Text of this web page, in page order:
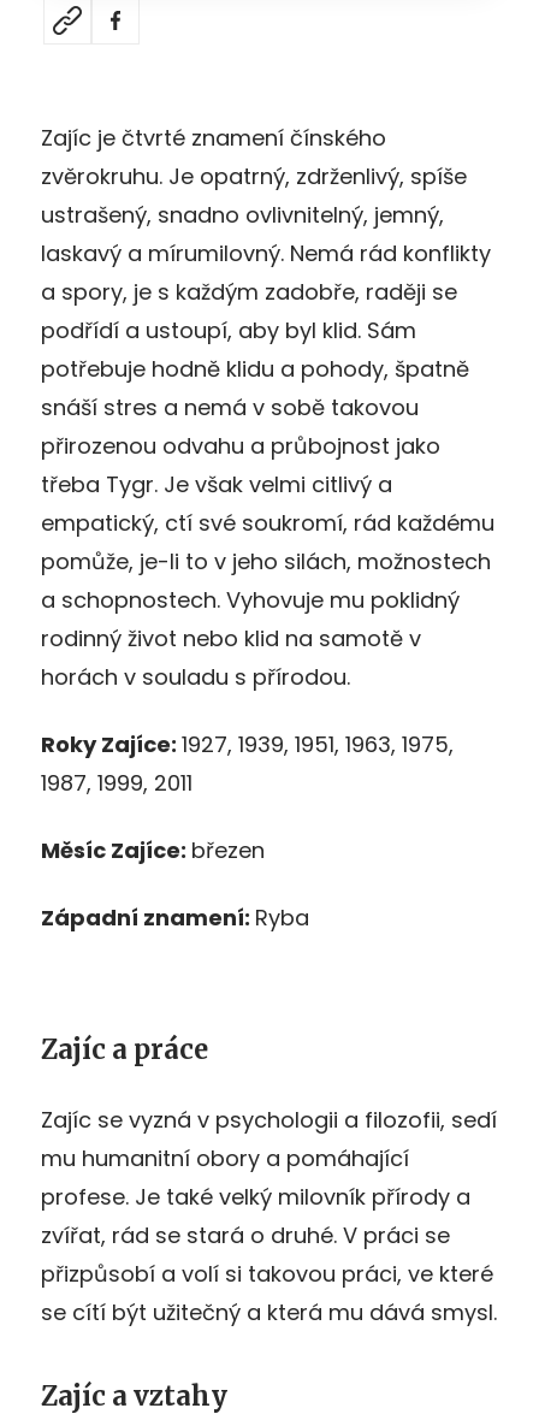
Zajíc je čtvrté znamení čínského
zvěrokruhu. Je opatrný, zdrženlivý, spíše
ustrašený, snadno ovlivnitelný, jemný,
laskavý a mírumilovný. Nemá rád konflikty
a spory, je s každým zadobře, raději se
podřídí a ustoupí, aby byl klid. Sám
potřebuje hodně klidu a pohody, špatně
snáší stres a nemá v sobě takovou
přirozenou odvahu a průbojnost jako
třeba Tygr. Je však velmi citlivý a
empatický, ctí své soukromí, rád každému
pomůže, je-li to v jeho silách, možnostech
a schopnostech. Vyhovuje mu poklidný
rodinný život nebo klid na samotě v
horách v souladu s přírodou.
Roky Zajíce: 1927, 1939, 1951, 1963, 1975,
1987, 1999, 2011
Měsíc Zajíce: březen
Západní znamení: Ryba
Zajíc a práce
Zajíc se vyzná v psychologii a filozofii, sedí
mu humanitní obory a pomáhající
profese. Je také velký milovník přírody a
zvířat, rád se stará o druhé. V práci se
přizpůsobí a volí si takovou práci, ve které
se cítí být užitečný a která mu dává smysl.
Zajíc a vztahy